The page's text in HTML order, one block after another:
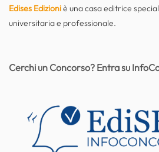
Edises Edizioniè una casa editrice
universitaria e professionale.
Cerchi un Concorso? Entra su